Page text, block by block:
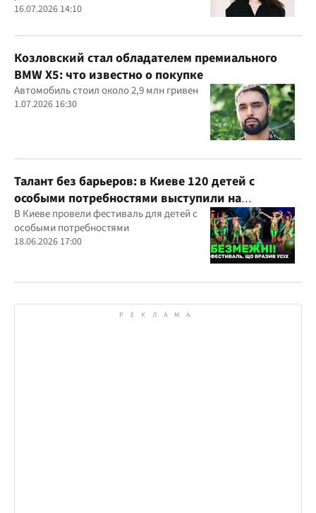
16.07.2026 14:10
Козловский стал обладателем премиального
BMW X5: что известно о покупке
Автомобиль стоил около 2,9 млн гривен
1.07.2026 16:30
Талант без барьеров: в Киеве 120 детей с
особыми потребностями выступили на
всеукраинском фестивале
В Киеве провели фестиваль для детей с
особыми потребностями
18.06.2026 17:00